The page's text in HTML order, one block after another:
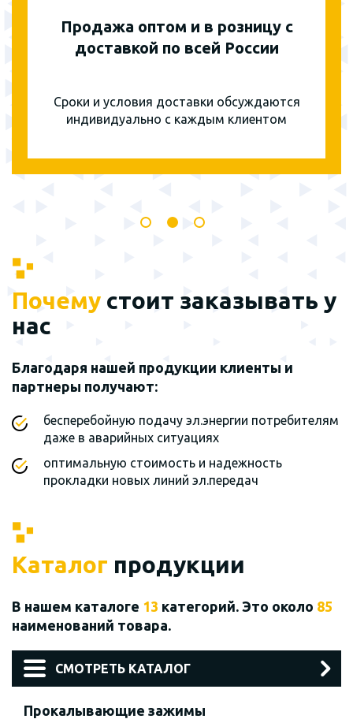
Продажа оптом и в розницу с
доставкой по всей России
Сроки и условия доставки обсуждаются
индивидуально с каждым клиентом
Почему стоит заказывать у
нас
Благодаря нашей продукции клиенты и
партнеры получают:
бесперебойную подачу эл.энергии потребителям
даже в аварийных ситуациях
оптимальную стоимость и надежность
прокладки новых линий эл.передач
Каталог продукции
В нашем каталоге 13 категорий. Это около 85
наименований товара.
СМОТРЕТЬ КАТАЛОГ
Прокалывающие зажимы